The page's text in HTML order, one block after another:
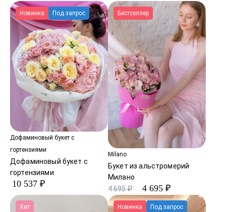
Новинка Под запрос
Дофаминовый букет с
гортензиями
Дофаминовый букет с
гортензиями
10 537 ₽
Бестселлер
Milano
Букет из альстромерий
Милано
4 695 ₽
4 695 ₽
Хит Новинка Под запрос